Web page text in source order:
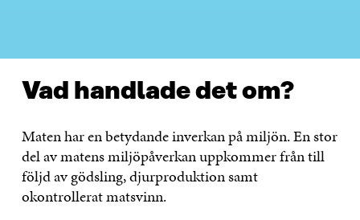
Vad handlade det om?
Maten har en betydande inverkan på miljön. En stor
del av matens miljöpåverkan uppkommer från till
följd av gödsling, djurproduktion samt
okontrollerat matsvinn.